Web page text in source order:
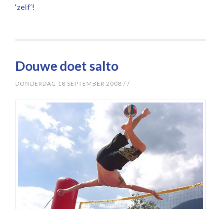
‘zelf‘!
Douwe doet salto
DONDERDAG 18 SEPTEMBER 2008 //